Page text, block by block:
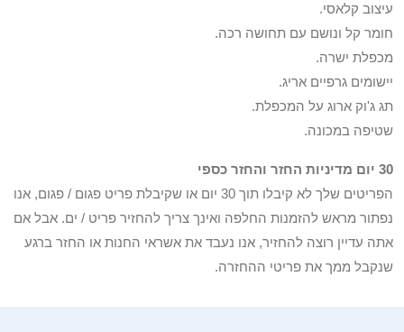
עיצוב קלאסי.
חומר קל ונושם עם תחושה רכה.
מכפלת ישרה.
יישומים גרפיים אריג.
תג ג'וק ארוג על המכפלת.
שטיפה במכונה.
30 יום מדיניות החזר והחזר כספי
הפריטים שלך לא קיבלו תוך 30 יום או שקיבלת פריט פגום / פגום, אנו
נפתור מראש להזמנות החלפה ואינך צריך להחזיר פריט / ים. אבל אם
אתה עדיין רוצה להחזיר, אנו נעבד את אשראי החנות או החזר ברגע
שנקבל ממך את פריטי ההחזרה.